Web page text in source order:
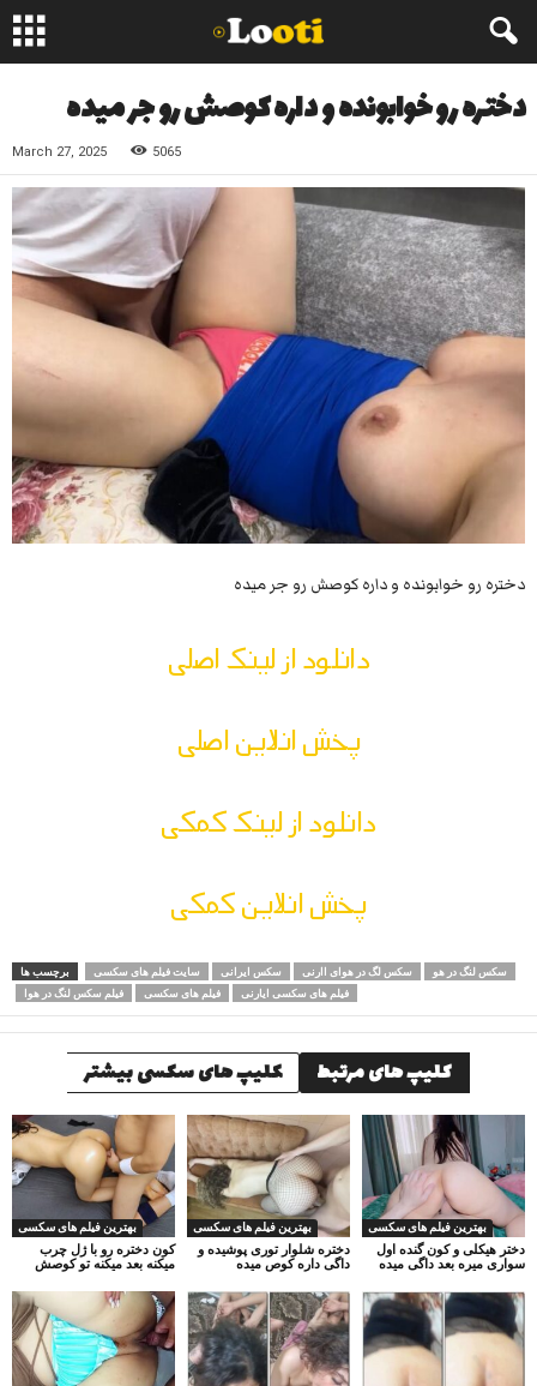
دختره رو خوابونده و داره کوصش رو جر میده
March 27, 2025 5065
دختره رو خوابونده و داره کوصش رو جر میده
دانلود از لینک اصلی
پخش انلاین اصلی
دانلود از لینک کمکی
پخش انلاین کمکی
برچسب ها سایت فیلم های سکسی سکس ایرانی سکس لگ در هوای اارنی
سکس لنگ در هو
فیلم سکس لنگ در هوا
فیلم های سکسی فیلم های سکسی ایارنی
کلیپ های مرتبط کلیپ های سکسی بیشتر
بهترین فیلم های سکسی
کون دختره رو با ژل چرب
میکنه بعد میکنه تو کوصش
بهترین فیلم های سکسی
دختره شلوار توری پوشیده و
داگی داره کوص میده
بهترین فیلم های سکسی
دختر هیکلی و کون گنده اول
سواری میره بعد داگی میده